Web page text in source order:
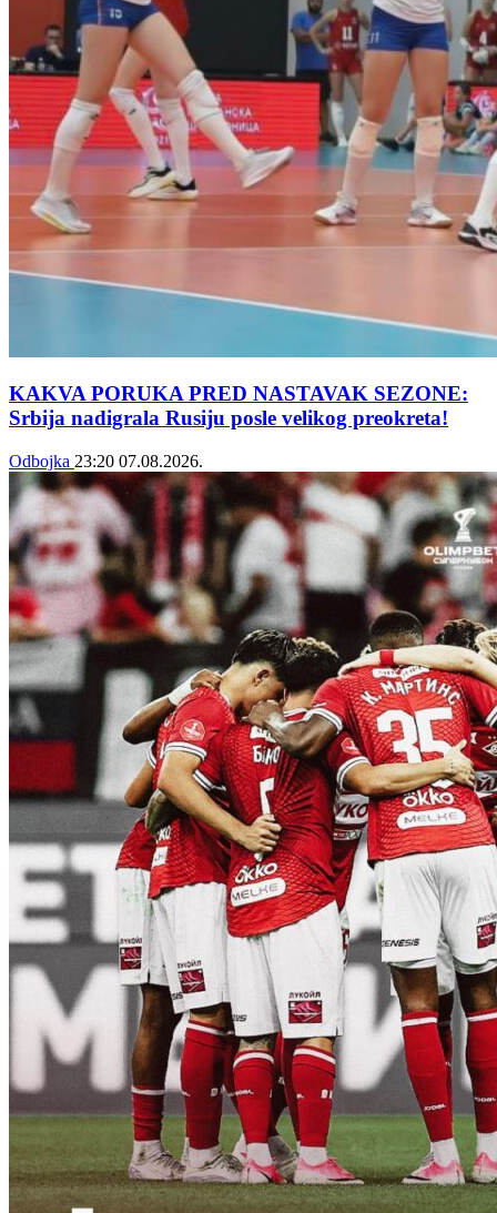
KAKVA PORUKA PRED NASTAVAK SEZONE:
Srbija nadigrala Rusiju posle velikog preokreta!
Odbojka 23:20 07.08.2026.